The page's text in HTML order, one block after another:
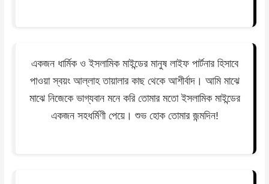
একজন ধার্মিক ও ইসলামিক মাইন্ডের মানুষ লাইফ পার্টনার হিসাবে
পাওয়া স্বয়ং আল্লাহ তায়ালার কাছ থেকে আশীর্বাদ। আমি মাঝে
মাঝে নিজেকে ভাগ্যবান মনে করি তোমার মতো ইসলামিক মাইন্ডের
একজন সহধর্মিণী পেয়ে। শুভ হোক তোমার জন্মদিন!